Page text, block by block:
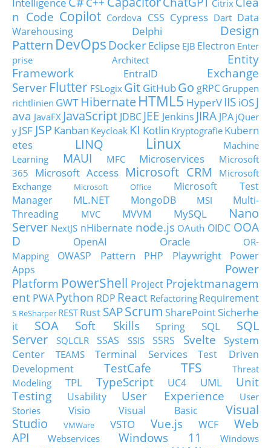
Citrix
n Code Copilot Cordova CSS Cypress Dart Data
Warehousing
Delphi
Design
Pattern DevOps DockerEclipse EJB Electron Enter
prise Architect
Entity
Framework
EntraID
Exchange
Server Flutter FSLogix Git GitHubGo gRPC Gruppen
richtlinien GWT HibernateHTML5 HyperVIIS iOSJ
ava JavaFX JavaScript JDBC JEE Jenkins JIRA JPA jQuer
y JSF JSP Kanban Keycloak KI Kotlin Kryptografie Kubern
etes
LINQ Linux
Machine
Learning
MAUI MFC Microservices
Microsoft
365
Microsoft Access Microsoft CRM
Microsoft
Exchange
Microsoft Office
Microsoft Test
Manager
ML.NET MongoDB MSI
Multi-
Threading
MVC MVVM MySQL
Nano
Server NextJS nHibernate node.js OAuth OIDC OOA
D
OpenAI Oracle
OR-
Mapping
OWASP Pattern PHP Playwright
Power
Apps
Power
Platform PowerShell Project Projektmanagem
ent PWA Python RDP React Refactoring Requirement
s ReSharper RESTRust SAPScrum SharePointSicherhe
it
SOA Soft Skills Spring SQL
SQL
Server
SQLCLR SSAS SSIS SSRS Svelte
System
Center
TEAMS Terminal Services
Test Driven
Development
TestCafe TFS
Threat
Modeling
TPL TypeScript UC4 UML
Unit
Testing
Usability User Experience
User
Stories
Visio Visual Basic
Visual
Studio
VMWare VSTO Vue.js WCF
Web
API
Webservices Windows 11
Windows